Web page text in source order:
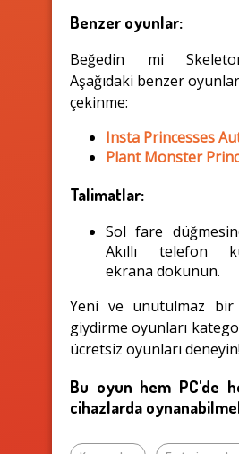
Benzer oyunlar:
Beğedin mi
Aşağıdaki benzer
çekinme:
Insta Princesses
Plant Monster
Talimatlar:
Sol fare
Akıllı telefon
ekrana dokunun.
Yeni ve unutulmaz bir
giydirme oyunları
ücretsiz oyunları deneyin!
Bu oyun hem PC'de
cihazlarda